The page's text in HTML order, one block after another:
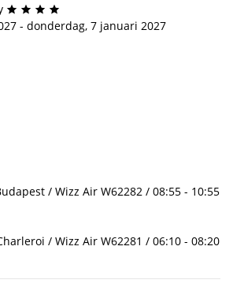
- donderdag, 7 januari 2027
/ Wizz Air W62282 / 08:55 - 10:55
/ Wizz Air W62281 / 06:10 - 08:20